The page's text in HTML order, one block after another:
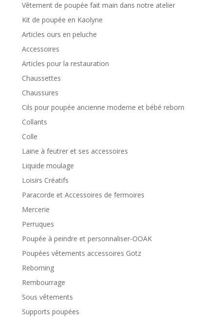
Vêtement de poupée fait main dans notre atelier
Kit de poupée en Kaolyne
Articles ours en peluche
Accessoires
Articles pour la restauration
Chaussettes
Chaussures
Cils pour poupée ancienne moderne et bébé reborn
Collants
Colle
Laine à feutrer et ses accessoires
Liquide moulage
Loisirs Créatifs
Paracorde et Accessoires de fermoires
Mercerie
Perruques
Poupée à peindre et personnaliser-OOAK
Poupées vêtements accessoires Gotz
Reborning
Rembourrage
Sous vêtements
Supports poupées